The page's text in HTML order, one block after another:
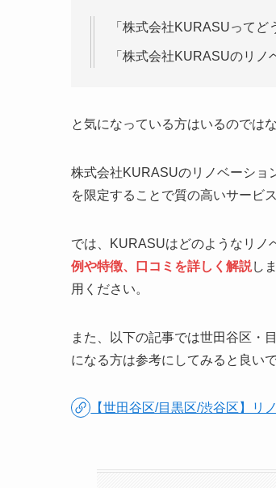
「株式会社KURASUってど
「株式会社KURASUのリノ
と気になっている方はいるのでは
株式会社KURASUのリノベーショ
を限定することで質の高いサービ
では、KURASUはどのようなリノ
例や特徴、口コミを詳しく解説し
用ください。
また、以下の記事では世田谷区・
になる方は参考にしてみると良いで
【世田谷区/目黒区/渋谷区】リ